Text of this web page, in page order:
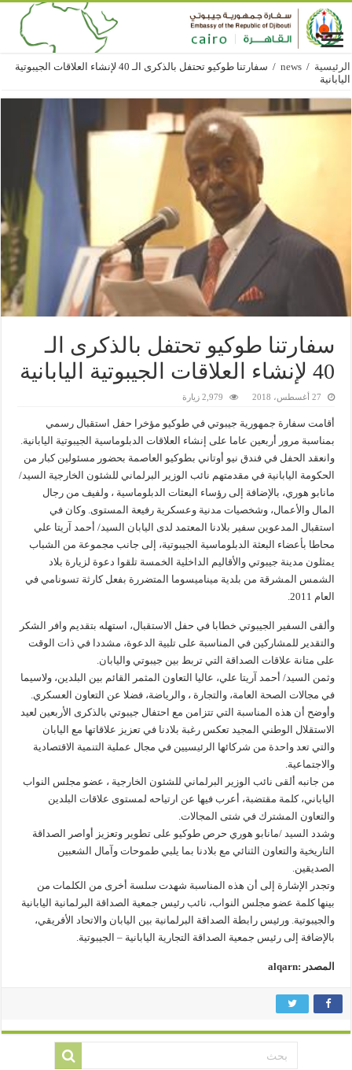
الرئيسية /
news
/
سفارتنا طوكيو تحتفل بالذكرى الـ 40 لإنشاء العلاقات الجيبوتية
اليابانية
سفارتنا طوكيو تحتفل بالذكرى الـ
40 لإنشاء العلاقات الجيبوتية اليابانية
27 أغسطس، 2018 2,979 زيارة
أقامت سفارة جمهورية جيبوتي في طوكيو مؤخرا حفل استقبال رسمي
بمناسبة مرور أربعين عاما على إنشاء العلاقات الدبلوماسية الجيبوتية اليابانية.
وانعقد الحفل في فندق نيو أوتاني بطوكيو العاصمة بحضور مسئولين كبار من
الحكومة اليابانية في مقدمتهم نائب الوزير البرلماني للشئون الخارجية السيد/
مانابو هوري، بالإضافة إلى رؤساء البعثات الدبلوماسية ، ولفيف من رجال
المال والأعمال، وشخصيات مدنية وعسكرية رفيعة المستوى. وكان في
استقبال المدعوين سفير بلادنا المعتمد لدى اليابان السيد/ أحمد آريتا علي
محاطا بأعضاء البعثة الدبلوماسية الجيبوتية، إلى جانب مجموعة من الشباب
يمثلون مدينة جيبوتي والأقاليم الداخلية الخمسة تلقوا دعوة لزيارة بلاد
الشمس المشرقة من بلدية ميناميسوما المتضررة بفعل كارثة تسونامي في
العام 2011.
وألقى السفير الجيبوتي خطابا في حفل الاستقبال، استهله بتقديم وافر الشكر
والتقدير للمشاركين في المناسبة على تلبية الدعوة، مشددا في ذات الوقت
على متانة علاقات الصداقة التي تربط بين جيبوتي واليابان.
وثمن السيد/ أحمد آريتا علي، عاليا التعاون المثمر القائم بين البلدين، ولاسيما
في مجالات الصحة العامة، والتجارة ، والرياضة، فضلا عن التعاون العسكري.
وأوضح أن هذه المناسبة التي تتزامن مع احتفال جيبوتي بالذكرى الأربعين لعيد
الاستقلال الوطني المجيد تعكس رغبة بلادنا في تعزيز علاقاتها مع اليابان
والتي تعد واحدة من شركائها الرئيسيين في مجال عملية التنمية الاقتصادية
والاجتماعية.
من جانبه ألقى نائب الوزير البرلماني للشئون الخارجية ، عضو مجلس النواب
الياباني، كلمة مقتضبة، أعرب فيها عن ارتياحه لمستوى علاقات البلدين
والتعاون المشترك في شتى المجالات.
وشدد السيد /مانابو هوري حرص طوكيو على تطوير وتعزيز أواصر الصداقة
التاريخية والتعاون الثنائي مع بلادنا بما يلبي طموحات وآمال الشعبين
الصديقين.
وتجدر الإشارة إلى أن هذه المناسبة شهدت سلسة أخرى من الكلمات من
بينها كلمة عضو مجلس النواب، نائب رئيس جمعية الصداقة البرلمانية اليابانية
والجيبوتية. ورئيس رابطة الصداقة البرلمانية بين اليابان والاتحاد الأفريقي،
بالإضافة إلى رئيس جمعية الصداقة التجارية اليابانية – الجيبوتية.
المصدر :alqarn